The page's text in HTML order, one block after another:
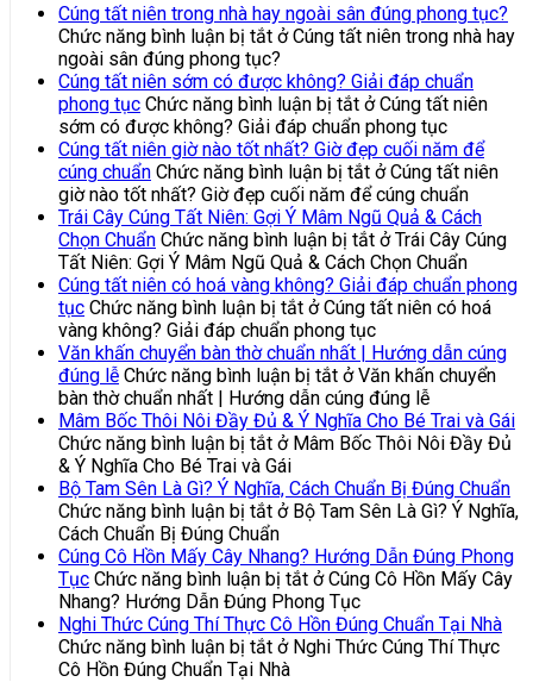
Cúng tất niên trong nhà hay ngoài sân đúng phong tục?
Chức năng bình luận bị tắt ở Cúng tất niên trong nhà hay
ngoài sân đúng phong tục?
Cúng tất niên sớm có được không? Giải đáp chuẩn
phong tục Chức năng bình luận bị tắt ở Cúng tất niên
sớm có được không? Giải đáp chuẩn phong tục
Cúng tất niên giờ nào tốt nhất? Giờ đẹp cuối năm để
cúng chuẩn Chức năng bình luận bị tắt ở Cúng tất niên
giờ nào tốt nhất? Giờ đẹp cuối năm để cúng chuẩn
Trái Cây Cúng Tất Niên: Gợi Ý Mâm Ngũ Quả & Cách
Chọn Chuẩn Chức năng bình luận bị tắt ở Trái Cây Cúng
Tất Niên: Gợi Ý Mâm Ngũ Quả & Cách Chọn Chuẩn
Cúng tất niên có hoá vàng không? Giải đáp chuẩn phong
tục Chức năng bình luận bị tắt ở Cúng tất niên có hoá
vàng không? Giải đáp chuẩn phong tục
Văn khấn chuyển bàn thờ chuẩn nhất | Hướng dẫn cúng
đúng lễ Chức năng bình luận bị tắt ở Văn khấn chuyển
bàn thờ chuẩn nhất | Hướng dẫn cúng đúng lễ
Mâm Bốc Thôi Nôi Đầy Đủ & Ý Nghĩa Cho Bé Trai và Gái
Chức năng bình luận bị tắt ở Mâm Bốc Thôi Nôi Đầy Đủ
& Ý Nghĩa Cho Bé Trai và Gái
Bộ Tam Sên Là Gì? Ý Nghĩa, Cách Chuẩn Bị Đúng Chuẩn
Chức năng bình luận bị tắt ở Bộ Tam Sên Là Gì? Ý Nghĩa,
Cách Chuẩn Bị Đúng Chuẩn
Cúng Cô Hồn Mấy Cây Nhang? Hướng Dẫn Đúng Phong
Tục Chức năng bình luận bị tắt ở Cúng Cô Hồn Mấy Cây
Nhang? Hướng Dẫn Đúng Phong Tục
Nghi Thức Cúng Thí Thực Cô Hồn Đúng Chuẩn Tại Nhà
Chức năng bình luận bị tắt ở Nghi Thức Cúng Thí Thực
Cô Hồn Đúng Chuẩn Tại Nhà